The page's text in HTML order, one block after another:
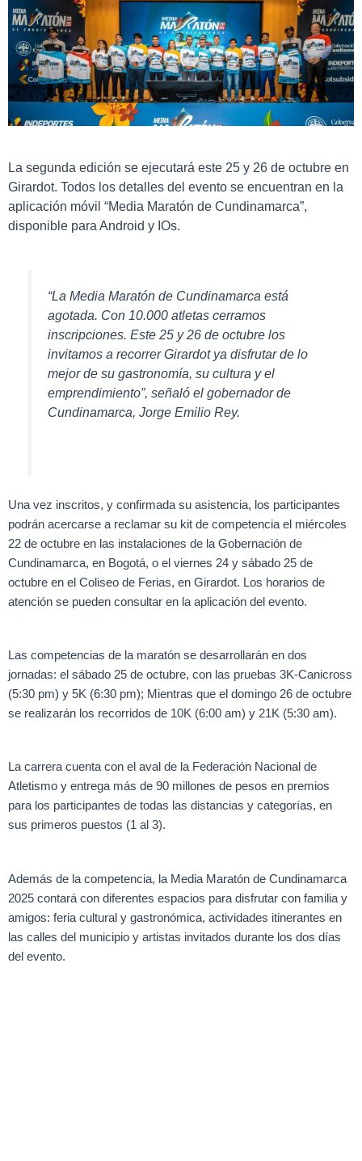
La segunda edición se ejecutará este 25 y 26 de octubre en
Girardot. Todos los detalles del evento se encuentran en la
aplicación móvil “Media Maratón de Cundinamarca”,
disponible para Android y IOs.
“La Media Maratón de Cundinamarca está
agotada. Con 10.000 atletas cerramos
inscripciones. Este 25 y 26 de octubre los
invitamos a recorrer Girardot ya disfrutar de lo
mejor de su gastronomía, su cultura y el
emprendimiento”, señaló el gobernador de
Cundinamarca, Jorge Emilio Rey.
Una vez inscritos, y confirmada su asistencia, los participantes
podrán acercarse a reclamar su kit de competencia el miércoles
22 de octubre en las instalaciones de la Gobernación de
Cundinamarca, en Bogotá, o el viernes 24 y sábado 25 de
octubre en el Coliseo de Ferias, en Girardot. Los horarios de
atención se pueden consultar en la aplicación del evento.
Las competencias de la maratón se desarrollarán en dos
jornadas: el sábado 25 de octubre, con las pruebas 3K-Canicross
(5:30 pm) y 5K (6:30 pm); Mientras que el domingo 26 de octubre
se realizarán los recorridos de 10K (6:00 am) y 21K (5:30 am).
La carrera cuenta con el aval de la Federación Nacional de
Atletismo y entrega más de 90 millones de pesos en premios
para los participantes de todas las distancias y categorías, en
sus primeros puestos (1 al 3).
Además de la competencia, la Media Maratón de Cundinamarca
2025 contará con diferentes espacios para disfrutar con familia y
amigos: feria cultural y gastronómica, actividades itinerantes en
las calles del municipio y artistas invitados durante los dos días
del evento.